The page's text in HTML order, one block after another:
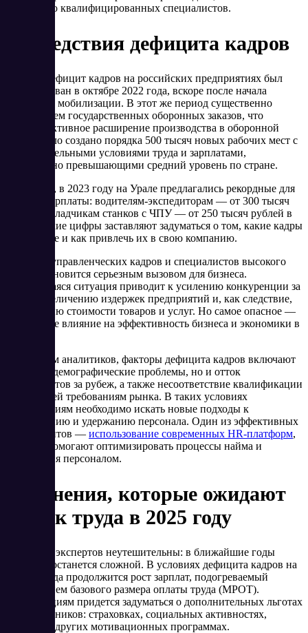
релокацию квалифицированных специалистов.
Последствия дефицита кадров
Острый дефицит кадров на российских предприятиях был
зафиксирован в октябре 2022 года, вскоре после начала
частичной мобилизации. В этот же период существенно
вырос объем государственных оборонных заказов, что
вызвало активное расширение производства в оборонной
сфере. Было создано порядка 500 тысяч новых рабочих мест с
привлекательными условиями труда и зарплатами,
значительно превышающими средний уровень по стране.
Например, в 2023 году на Урале предлагались рекордные для
региона зарплаты: водителям-экспедиторам — от 300 тысяч
рублей, наладчикам станков с ЧПУ — от 250 тысяч рублей в
месяц. Такие цифры заставляют задуматься о том, какие кадры
в дефиците и как привлечь их в свою компанию.
Дефицит управленческих кадров и специалистов высокого
класса становится серьезным вызовом для бизнеса.
Сложившаяся ситуация приводит к усилению конкуренции за
кадры, увеличению издержек предприятий и, как следствие,
увеличению стоимости товаров и услуг. Но самое опасное —
негативное влияние на эффективность бизнеса и экономики в
По данным аналитиков, факторы дефицита кадров включают
не только демографические проблемы, но и отток
специалистов за рубеж, а также несоответствие квалификации
соискателей требованиям рынка. В таких условиях
предприятиям необходимо искать новые подходы к
привлечению и удержанию персонала. Один из эффективных
инструментов — использование современных HR-платформ,
которые помогают оптимизировать процессы найма и
управления персоналом.
Изменения, которые ожидают
рынок труда в 2025 году
Прогнозы экспертов неутешительны: в ближайшие годы
ситуация останется сложной. В условиях дефицита кадров на
рынке труда продолжится рост зарплат, подогреваемый
увеличением базового размера оплаты труда (МРОТ).
Организациям придется задуматься о дополнительных льготах
для сотрудников: страховках, социальных активностях,
бонусах и других мотивационных программах.